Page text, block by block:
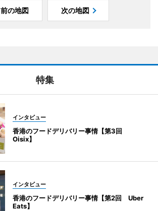
前の地図 次の地図
特集
インタビュー
香港のフードデリバリー事情【第3回
Oisix】
インタビュー
香港のフードデリバリー事情【第2回 Uber
Eats】